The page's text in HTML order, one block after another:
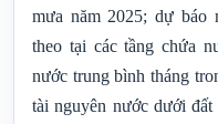
mưa năm 2025; dự báo
theo tại các tầng chứa
nước trung bình tháng
tài nguyên nước dưới